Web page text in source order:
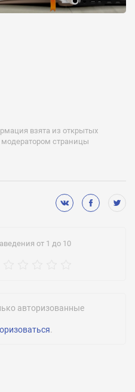
взята из открытых
модератором страницы
от 1 до 10
авторизованные
.